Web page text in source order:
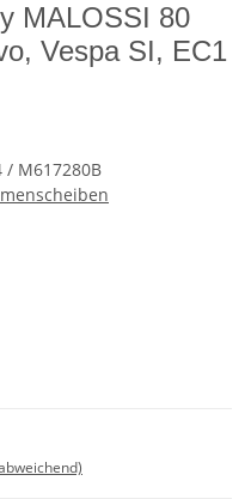
MALOSSI 80
Vespa SI, EC1
/ M617280B